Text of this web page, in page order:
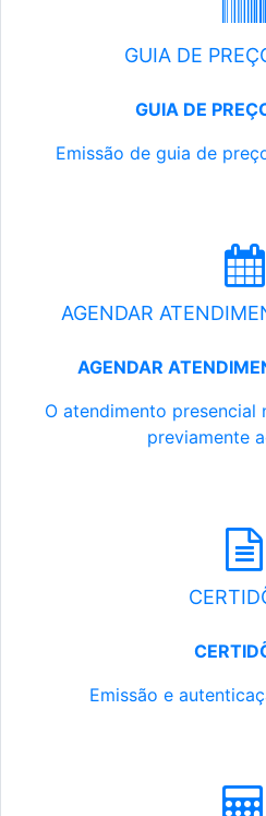
GUIA DE
GUIA DE
Emissão de guia de
AGENDAR
AGENDAR
O atendimento presencial
previamente
Emissão e